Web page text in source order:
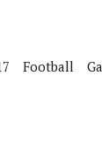
Football